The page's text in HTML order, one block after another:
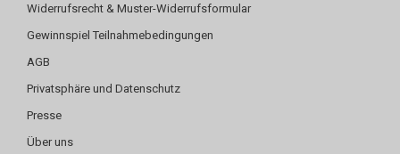
Widerrufsrecht & Muster-Widerrufsformular
Gewinnspiel Teilnahmebedingungen
AGB
Privatsphäre und Datenschutz
Presse
Über uns